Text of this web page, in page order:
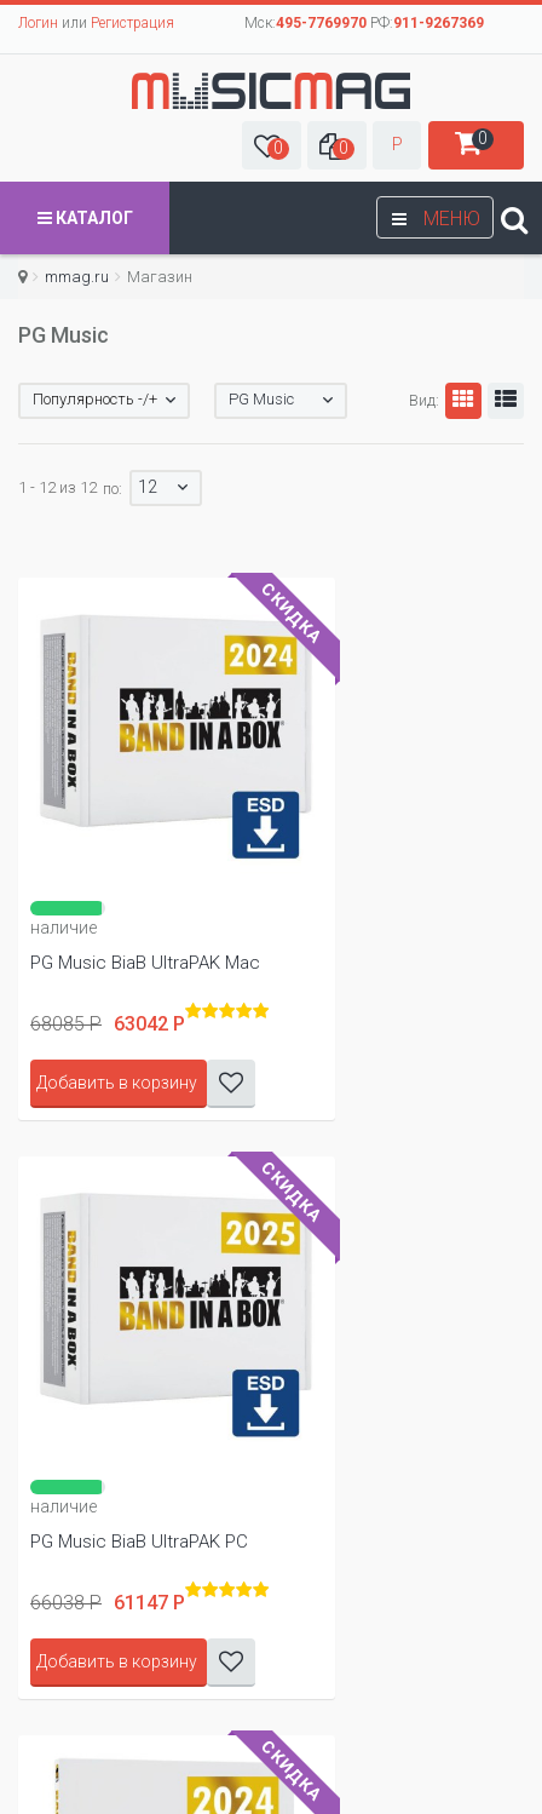
Логин или Регистрация Мск:495-7769970РФ:911-9267369
0 0 Р 0
МЕНЮ
КАТАЛОГ
mmag.ru Магазин
PG Music
Вид:
Популярность -/+ PG Music
1 - 12 из 12 по: 12
СКИДКА
наличие
PG Music BiaB UltraPAK Mac
68085 Р 63042 Р
Добавить в корзину
СКИДКА
наличие
PG Music BiaB UltraPAK PC
66038 Р 61147 Р
Добавить в корзину
СКИДКА